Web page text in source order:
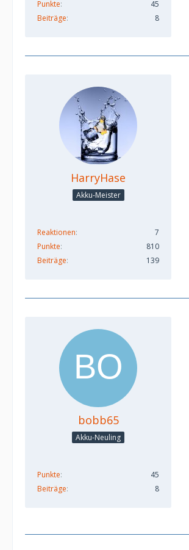
Punkte
45
Beiträge
8
HarryHase
Akku-Meister
Reaktionen
7
Punkte
810
Beiträge
139
bobb65
Akku-Neuling
Punkte
45
Beiträge
8